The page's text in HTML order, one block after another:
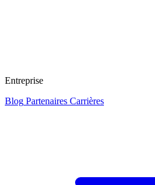
Entreprise
Blog Partenaires Carrières